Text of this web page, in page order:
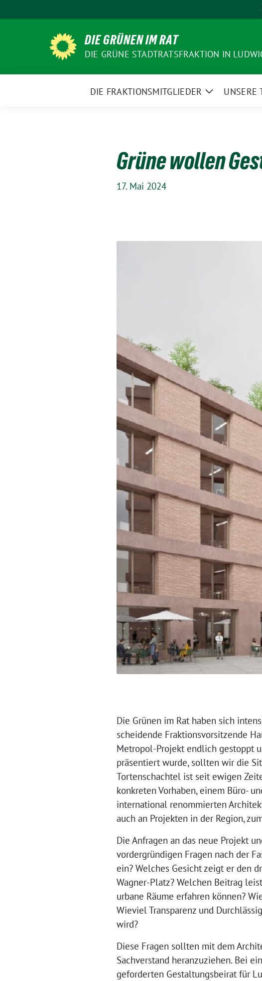
zum
DIE GRÜNEN IM RAT
DIE GRÜNE STADTRATSFRAKTION IN
DIE FRAKTIONSMITGLIEDER
ZeigeUNSERE
Grüne wollen
17. Mai 2024
Die Grünen im Rat haben sich
scheidende Fraktionsvorsitzende
Metropol-Projekt endlich gestoppt
präsentiert wurde, sollten wir die
Tortenschachtel ist seit ewigen
konkreten Vorhaben, einem Büro-
international renommierten
auch an Projekten in der Region,
Die Anfragen an das neue Projekt
vordergründigen Fragen nach der
ein? Welches Gesicht zeigt er den
Wagner-Platz? Welchen Beitrag
urbane Räume erfahren können?
Wieviel Transparenz und
wird?
Diese Fragen sollten mit dem
Sachverstand heranzuziehen. Bei
geforderten Gestaltungsbeirat für